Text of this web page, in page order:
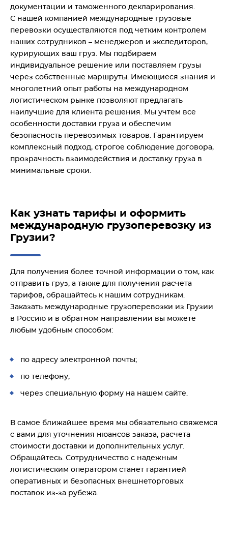
документации и таможенного декларирования.
С нашей компанией международные грузовые
перевозки осуществляются под четким контролем
наших сотрудников – менеджеров и экспедиторов,
курирующих ваш груз. Мы подбираем
индивидуальное решение или поставляем грузы
через собственные маршруты. Имеющиеся знания и
многолетний опыт работы на международном
логистическом рынке позволяют предлагать
наилучшие для клиента решения. Мы учтем все
особенности доставки груза и обеспечим
безопасность перевозимых товаров. Гарантируем
комплексный подход, строгое соблюдение договора,
прозрачность взаимодействия и доставку груза в
минимальные сроки.
Как узнать тарифы и оформить
международную грузоперевозку из
Грузии?
Для получения более точной информации о том, как
отправить груз, а также для получения расчета
тарифов, обращайтесь к нашим сотрудникам.
Заказать международные грузоперевозки из Грузии
в Россию и в обратном направлении вы можете
любым удобным способом:
по адресу электронной почты;
по телефону;
через специальную форму на нашем сайте.
В самое ближайшее время мы обязательно свяжемся
с вами для уточнения нюансов заказа, расчета
стоимости доставки и дополнительных услуг.
Обращайтесь. Сотрудничество с надежным
логистическим оператором станет гарантией
оперативных и безопасных внешнеторговых
поставок из-за рубежа.